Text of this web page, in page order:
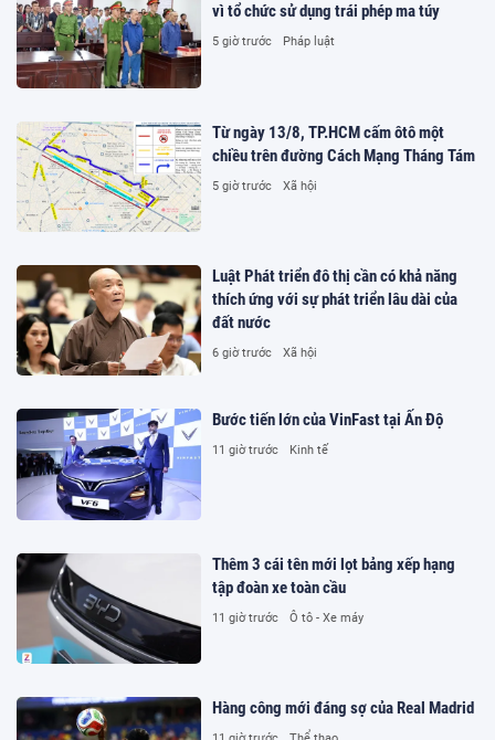
vì tổ chức sử dụng trái phép ma túy
5 giờ trước Pháp luật
Từ ngày 13/8, TP.HCM cấm ôtô một
chiều trên đường Cách Mạng Tháng Tám
5 giờ trước Xã hội
Luật Phát triển đô thị cần có khả năng
thích ứng với sự phát triển lâu dài của
đất nước
6 giờ trước Xã hội
Bước tiến lớn của VinFast tại Ấn Độ
11 giờ trước Kinh tế
Thêm 3 cái tên mới lọt bảng xếp hạng
tập đoàn xe toàn cầu
11 giờ trước Ô tô - Xe máy
Hàng công mới đáng sợ của Real Madrid